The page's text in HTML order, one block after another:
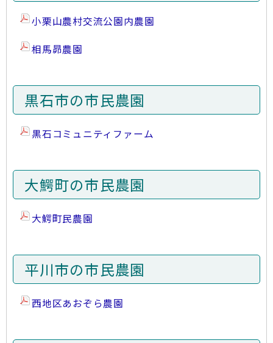
小栗山農村交流公園内農園
相馬昴農園
黒石市の市民農園
黒石コミュニティファーム
大鰐町の市民農園
大鰐町民農園
平川市の市民農園
西地区あおぞら農園